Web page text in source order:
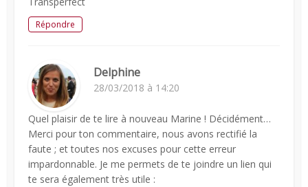
Répondre
Delphine
28/03/2018 à 14:20
Quel plaisir de te lire à nouveau Marine ! Décidément…
Merci pour ton commentaire, nous avons rectifié la
faute ; et toutes nos excuses pour cette erreur
impardonnable. Je me permets de te joindre un lien qui
te sera également très utile :